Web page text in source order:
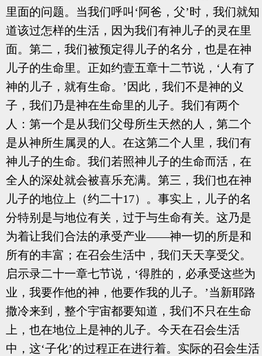
里面的问题。当我们呼叫‘阿爸，父’时，我们就知
道该过怎样的生活，因为我们有神儿子的灵在里
面。第二，我们被预定得儿子的名分，也是在神
儿子的生命里。正如约壹五章十二节说，‘人有了
神的儿子，就有生命。’因此，我们不是神的义
子，我们乃是神在生命里的儿子。我们有两个
人：第一个是从我们父母所生天然的人，第二个
是从神所生属灵的人。在这第二个人里，我们有
神儿子的生命。我们若照神儿子的生命而活，在
全人的深处就会被喜乐充满。第三，我们也在神
儿子的地位上（约二十17）。事实上，儿子的名
分特别是与地位有关，过于与生命有关。这乃是
为着让我们合法的承受产业——神一切的所是和
所有的丰富；在召会生活中，我们天天享受父。
启示录二十一章七节说，‘得胜的，必承受这些为
业，我要作他的神，他要作我的儿子。’当新耶路
撒冷来到，整个宇宙都要知道，我们不只在生命
上，也在地位上是神的儿子。今天在召会生活
中，这‘子化’的过程正在进行着。实际的召会生活